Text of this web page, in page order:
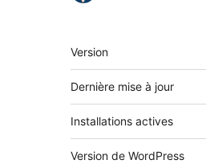
Méta
Version
Dernière mise à jour
Installations actives
Version de WordPress